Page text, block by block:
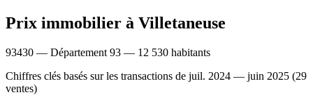
Prix immobilier à Villetaneuse
93430 — Département 93 — 12 530 habitants
Chiffres clés basés sur les transactions de juil. 2024 — juin 2025 (29
ventes)